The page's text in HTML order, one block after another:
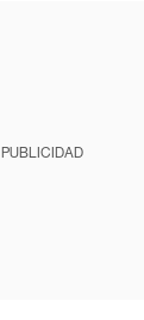
PUBLICIDAD